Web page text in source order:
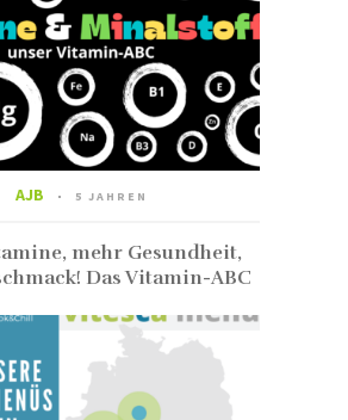
AJB 5 JAHREN
mehr Gesundheit,
Das Vitamin-ABC